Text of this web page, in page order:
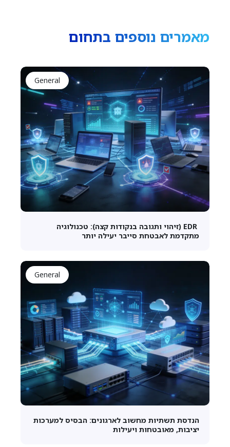
מאמרים נוספים בתחום
General
EDR (זיהוי ותגובה בנקודות קצה): טכנולוגיה
מתקדמת לאבטחת סייבר יעילה יותר
General
הנדסת תשתיות מחשוב לארגונים: הבסיס למערכות
יציבות, מאובטחות ויעילות